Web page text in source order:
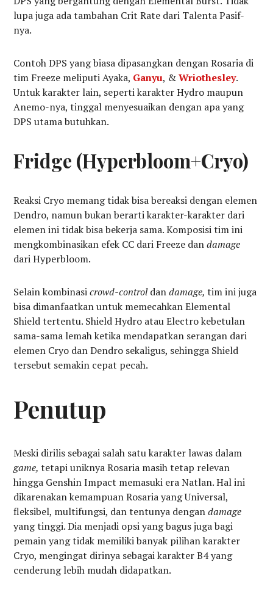
lupa juga ada tambahan Crit Rate dari Talenta Pasif-
nya.
Contoh DPS yang biasa dipasangkan dengan Rosaria di
tim Freeze meliputi Ayaka, Ganyu, &Wriothesley.
Untuk karakter lain, seperti karakter Hydro maupun
Anemo-nya, tinggal menyesuaikan dengan apa yang
DPS utama butuhkan.
Fridge (Hyperbloom+Cryo)
Reaksi Cryo memang tidak bisa bereaksi dengan elemen
Dendro, namun bukan berarti karakter-karakter dari
elemen ini tidak bisa bekerja sama. Komposisi tim ini
mengkombinasikan efek CC dari Freeze dandamage
dari Hyperbloom.
Selain kombinasicrowd-controldandamage,tim ini juga
bisa dimanfaatkan untuk memecahkan Elemental
Shield tertentu. Shield Hydro atau Electro kebetulan
sama-sama lemah ketika mendapatkan serangan dari
elemen Cryo dan Dendro sekaligus, sehingga Shield
tersebut semakin cepat pecah.
Penutup
Meski dirilis sebagai salah satu karakter lawas dalam
game,tetapi uniknya Rosaria masih tetap relevan
hingga Genshin Impact memasuki era Natlan. Hal ini
dikarenakan kemampuan Rosaria yang Universal,
fleksibel, multifungsi, dan tentunya dengandamage
yang tinggi. Dia menjadi opsi yang bagus juga bagi
pemain yang tidak memiliki banyak pilihan karakter
Cryo, mengingat dirinya sebagai karakter B4 yang
cenderung lebih mudah didapatkan.